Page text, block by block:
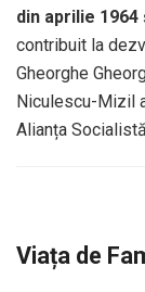
din aprilie 1964
contribuit la
Gheorghe
Niculescu-Mizil
Alianța
Viața de